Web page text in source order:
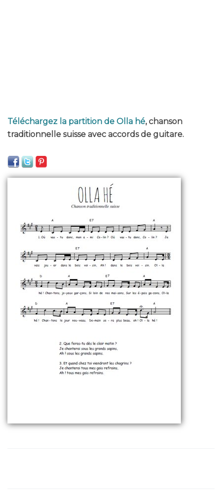
Téléchargez la partition de Olla hé, chanson
traditionnelle suisse avec accords de guitare.